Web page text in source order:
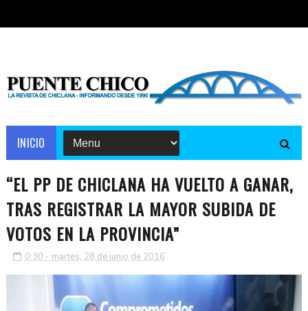
INICIO
“EL PP DE CHICLANA HA VUELTO A GANAR,
TRAS REGISTRAR LA MAYOR SUBIDA DE
VOTOS EN LA PROVINCIA”
0:30 - martes, 28 de junio de 2016